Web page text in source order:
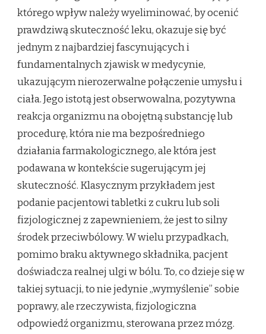
SIŁA
UMYSŁU,
KTÓRA
POTRAFI
LECZYĆ
I
SZKODZIĆ
którego wpływ należy wyeliminować, by ocenić
prawdziwą skuteczność leku, okazuje się być
jednym z najbardziej fascynujących i
fundamentalnych zjawisk w medycynie,
ukazującym nierozerwalne połączenie umysłu i
ciała. Jego istotą jest obserwowalna, pozytywna
reakcja organizmu na obojętną substancję lub
procedurę, która nie ma bezpośredniego
działania farmakologicznego, ale która jest
podawana w kontekście sugerującym jej
skuteczność. Klasycznym przykładem jest
podanie pacjentowi tabletki z cukru lub soli
fizjologicznej z zapewnieniem, że jest to silny
środek przeciwbólowy. W wielu przypadkach,
pomimo braku aktywnego składnika, pacjent
doświadcza realnej ulgi w bólu. To, co dzieje się w
takiej sytuacji, to nie jedynie „wymyślenie” sobie
poprawy, ale rzeczywista, fizjologiczna
odpowiedź organizmu, sterowana przez mózg.